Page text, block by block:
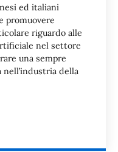
ed italiani
promuovere
riguardo alle
nel settore
una sempre
della